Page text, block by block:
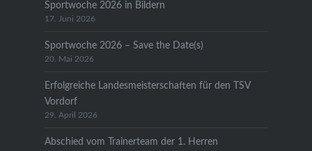
Sportwoche 2026 in Bildern
17. Juni 2026
Sportwoche 2026 – Save the Date(s)
20. Mai 2026
Erfolgreiche Landesmeisterschaften für den TSV
Vordorf
29. April 2026
Abschied vom Trainerteam der 1. Herren